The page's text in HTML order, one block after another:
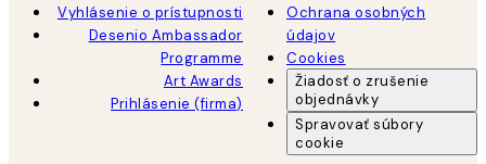
Vyhlásenie o prístupnosti
Desenio Ambassador
Programme
Art Awards
Prihlásenie (firma)
Ochrana osobných
údajov
Cookies
Žiadosť o zrušenie
objednávky
Spravovať súbory
cookie